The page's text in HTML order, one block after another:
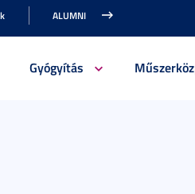
ALUMNI
Gyógyítás